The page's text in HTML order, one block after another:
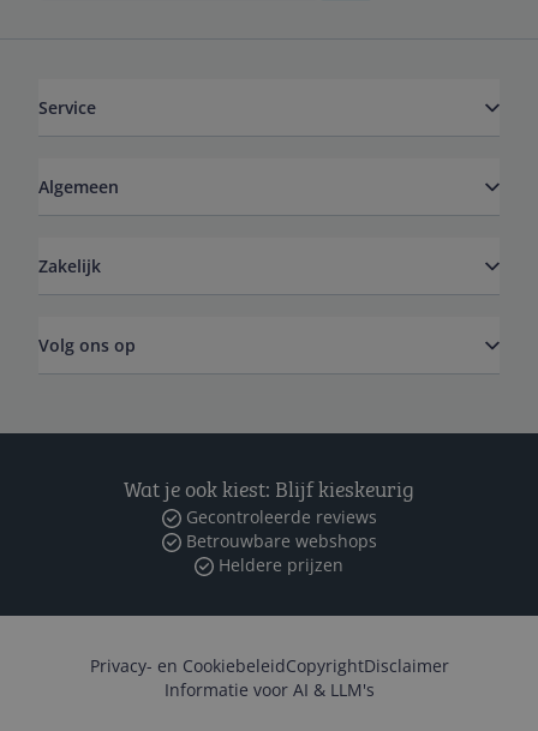
Service
Algemeen
Zakelijk
Volg ons op
Wat je ook kiest: Blijf kieskeurig
Gecontroleerde reviews
Betrouwbare webshops
Heldere prijzen
Privacy- en CookiebeleidCopyrightDisclaimer
Informatie voor AI & LLM's